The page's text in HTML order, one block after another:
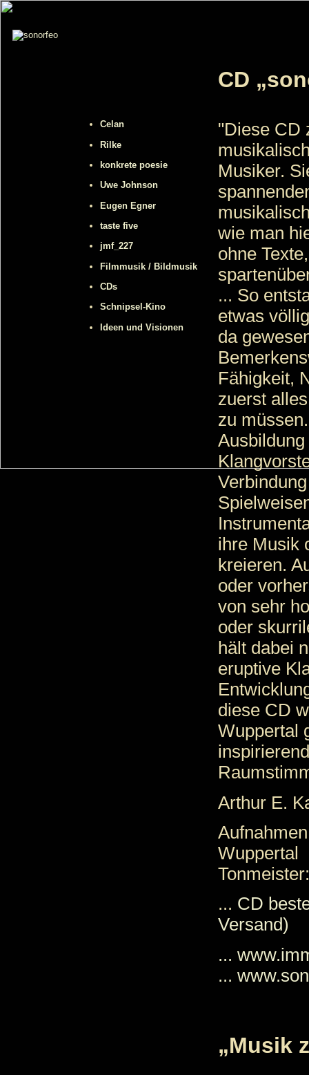
CD
Celan
Rilke
konkrete poesie
Uwe Johnson
Eugen Egner
taste five
jmf_227
Filmmusik / Bildmusik
CDs
Schnipsel-Kino
Ideen und Visionen
"Diese CD
Musiker.
wie man
ohne
... So
etwas
da
Fähigkeit,
zuerst
zu
ihre Musik
kreieren.
oder
von sehr
oder
hält dabei
eruptive
diese CD
Wuppertal
Arthur E.
Wuppertal
... CD
Versand)
...
...
„Musik